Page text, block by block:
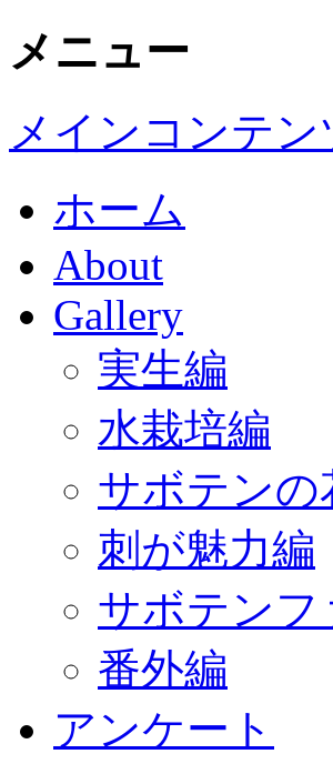
メニュー
メインコンテン
ホーム
About
Gallery
実生編
水栽培編
サボテンの
刺が魅力編
サボテンフ
番外編
アンケート